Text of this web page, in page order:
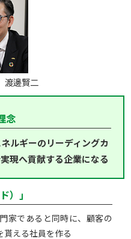
邊賢二
念
ルギーのリーディングカ
現へ貢献する企業になる
）｣
家であると同時に、顧客の
貰える社員を作る